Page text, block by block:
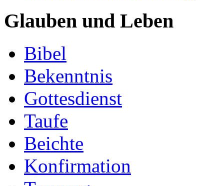
Glauben und Leben
Bibel
Bekenntnis
Gottesdienst
Taufe
Beichte
Konfirmation